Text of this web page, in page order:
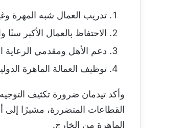
تدريب العمال شبه المهرة
الاحتفاظ بالعمال الأكبر
دعم الأهل ومقدمي الرعاية
توظيف العمالة الماهرة
وأكد تيدمان ضرورة تكثيف
القطاعات المتضررة، مشيرًا إلى
الماهرة من الخارج.